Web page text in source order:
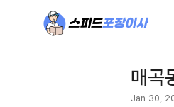
매곡
Jan 30,